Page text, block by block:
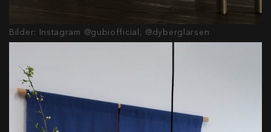
Bilder: Instagram @gubiofficial, @dyberglarsen